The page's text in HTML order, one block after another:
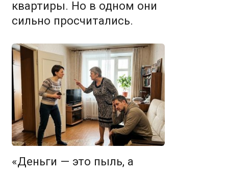
квартиры. Но в одном они
сильно просчитались.
«Деньги — это пыль, а